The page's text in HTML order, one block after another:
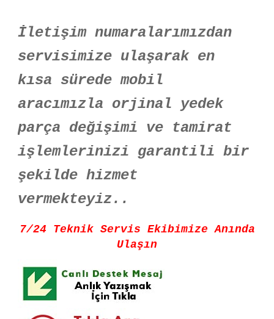
İletişim numaralarımızdan
servisimize ulaşarak en
kısa sürede mobil
aracımızla orjinal yedek
parça değişimi ve tamirat
işlemlerinizi garantili bir
şekilde hizmet
vermekteyiz..
7/24 Teknik Servis Ekibimize Anında
Ulaşın